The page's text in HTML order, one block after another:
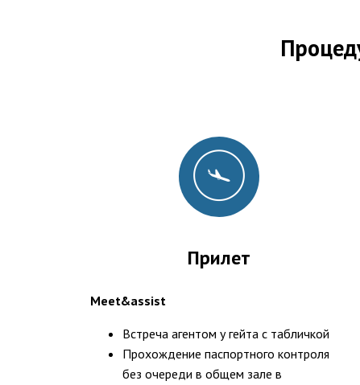
Прилет
Meet&assist
Встреча агентом у гейта с табличкой
Прохождение паспортного контроля
без очереди в общем зале в